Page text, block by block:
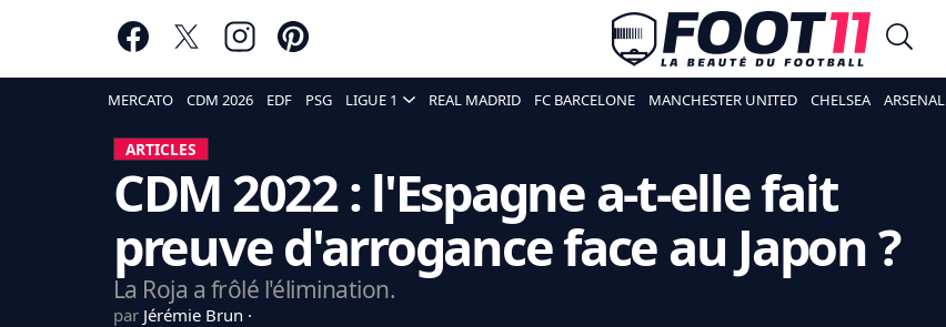
MERCATO CDM 2026 EDF PSG LIGUE 1 REAL MADRID FC BARCELONE MANCHESTER UNITED CHELSEA ARSENAL
ARTICLES
CDM 2022 : l'Espagne a-t-elle fait
preuve d'arrogance face au Japon ?
La Roja a frôlé l'élimination.
par Jérémie Brun